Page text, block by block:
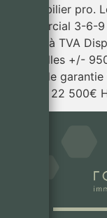
d’immobilier pro.
Commercial 3-6-
Soumis à TVA
mensuelles +/-
Dépôt de
preneur 22 500€